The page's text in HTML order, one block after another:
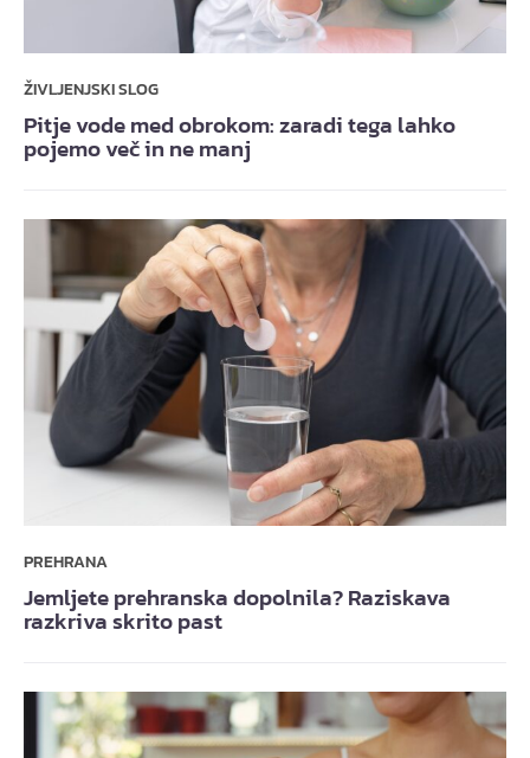
ŽIVLJENJSKI SLOG
Pitje vode med obrokom: zaradi tega lahko
pojemo več in ne manj
PREHRANA
Jemljete prehranska dopolnila? Raziskava
razkriva skrito past